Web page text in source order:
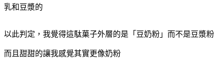
乳和豆漿的
以此判定，我覺得這駄菓子外層的是「豆奶粉」而不是豆漿粉
而且甜甜的讓我感覺其實更像奶粉